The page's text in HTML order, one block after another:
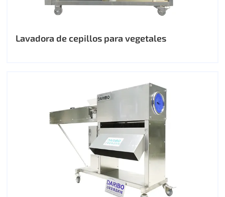
Lavadora de cepillos para vegetales